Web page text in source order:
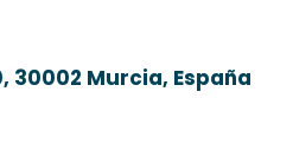
30002 Murcia, España